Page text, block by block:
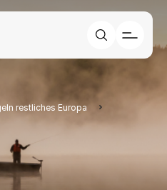
restliches Europa